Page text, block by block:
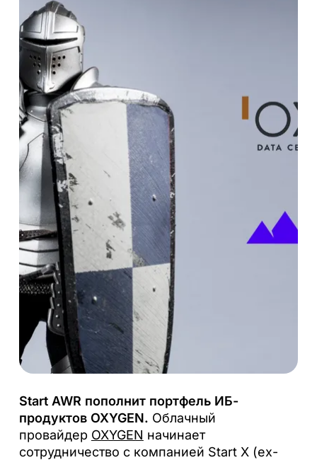
Start AWR пополнит портфель ИБ-
продуктов OXYGEN. Облачный
провайдер OXYGEN начинает
сотрудничество с компанией Start X (ex-